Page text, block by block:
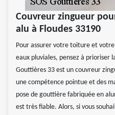
Couvreur zingueur
alu à Floudes 33190
Pour assurer votre toiture et
eaux pluviales, pensez à prioriser
Gouttières 33 est un couvreur
une compétence pointue et des
pose de gouttière fabriquée en
est très fiable. Alors, si vous